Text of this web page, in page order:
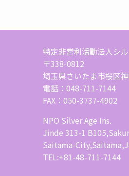
特定非営利活動法人シ
〒338-0812
埼玉県さいたま市桜区
電話：048-711-7144
FAX：050-3737-4902
NPO Silver Age Ins.
Jinde 313-1
Saitama-
TEL:+81-48-711-7144